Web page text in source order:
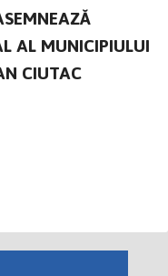
AL MUNICIPIULUI
CIUTAC